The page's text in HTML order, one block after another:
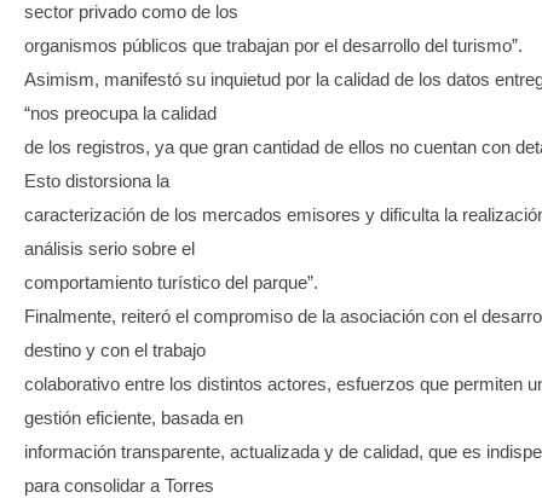
sector privado como de los
organismos públicos que trabajan por el desarrollo del turismo”.
Asimism, manifestó su inquietud por la calidad de los datos
“nos preocupa la calidad
de los registros, ya que gran cantidad de ellos no cuentan con
Esto distorsiona la
caracterización de los mercados emisores y dificulta la
análisis serio sobre el
comportamiento turístico del parque”.
Finalmente, reiteró el compromiso de la asociación con el
destino y con el trabajo
colaborativo entre los distintos actores, esfuerzos que permiten
gestión eficiente, basada en
información transparente, actualizada y de calidad, que es
para consolidar a Torres